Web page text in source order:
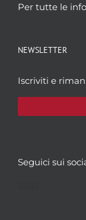
Per tutte le
NEWSLETTER
Iscriviti e
Seguici sui